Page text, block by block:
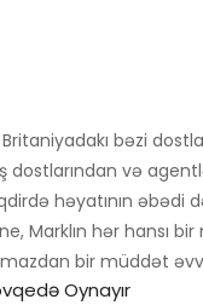
bəzi
dostlarından və
həyatının əbədi
Marklın hər hansı
bir müddət
Oynayır